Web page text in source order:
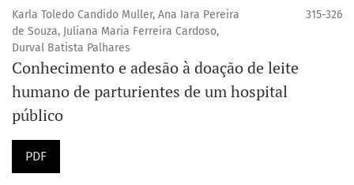
Karla Toledo Candido Muller, Ana Iara Pereira
de Souza, Juliana Maria Ferreira Cardoso,
Durval Batista Palhares
315-326
Conhecimento e adesão à doação de leite
humano de parturientes de um hospital
público
PDF